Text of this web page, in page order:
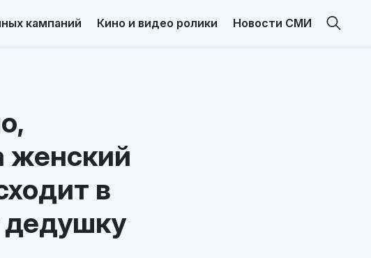
кампаний Кино и видео ролики Новости СМИ
женский
в
дедушку